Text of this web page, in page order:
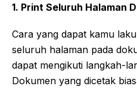
1. Print Seluruh Halaman
Cara yang dapat kamu
seluruh halaman pada
dapat mengikuti langkah-
Dokumen yang dicetak